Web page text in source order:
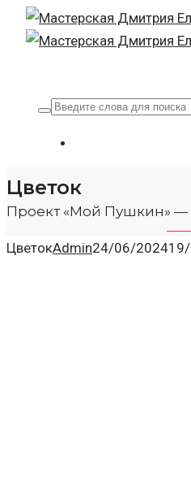
Цветок
Проект «Мой Пушкин» —
ЦветокAdmin24/06/2024